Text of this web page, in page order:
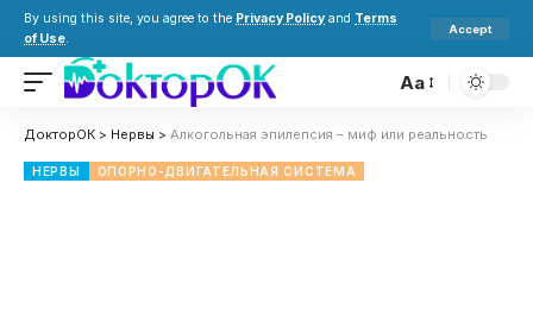
By using this site, you agree to the Privacy Policy and Terms
of Use.
Accept
Aa
ДокторОК > Нервы > Алкогольная эпилепсия – миф или реальность
НЕРВЫ ОПОРНО-ДВИГАТЕЛЬНАЯ СИСТЕМА